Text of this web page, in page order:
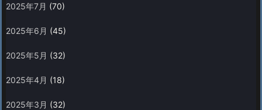
2025年7月 (70)
2025年6月 (45)
2025年5月 (32)
2025年4月 (18)
2025年3月 (32)